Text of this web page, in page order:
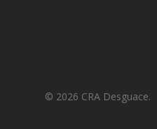
© 2026 CRA Desguace.